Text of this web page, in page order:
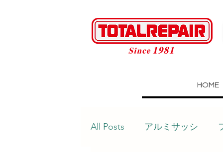
HOME
All Posts アルミサッシ